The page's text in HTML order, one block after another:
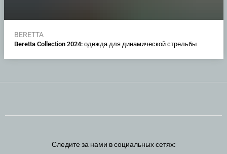
BERETTA
Beretta Collection 2024: одежда для динамической стрельбы
Следите за нами в социальных сетях: